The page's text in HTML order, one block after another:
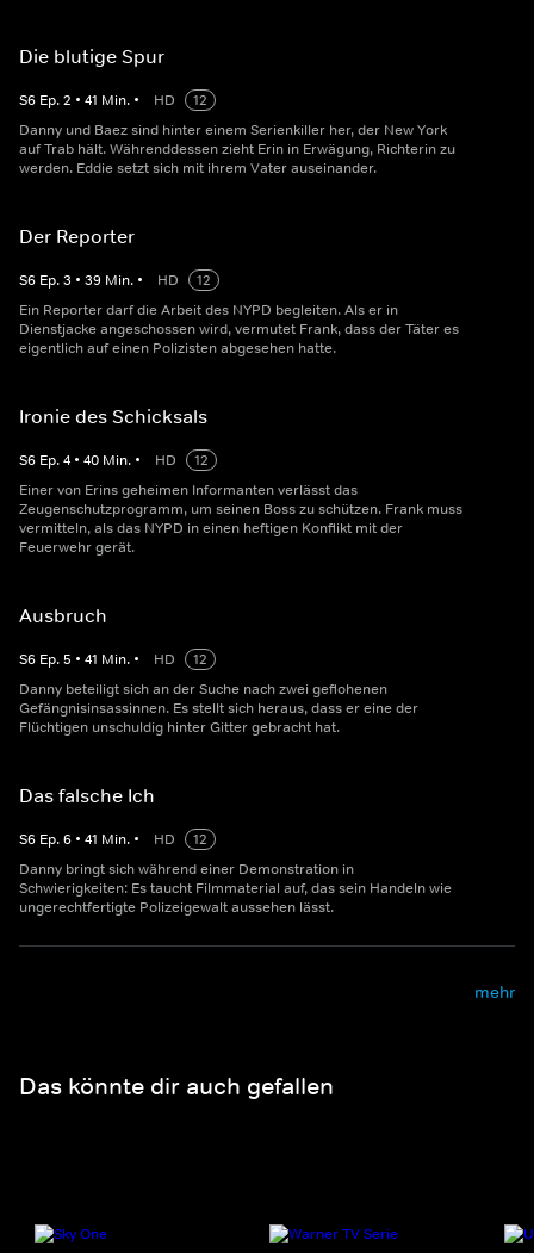
Die blutige Spur
S6 Ep.2 • 41 Min. • HD
12
Danny und Baez sind hinter einem Serienkiller her, der New York
auf Trab hält. Währenddessen zieht Erin in Erwägung, Richterin zu
werden. Eddie setzt sich mit ihrem Vater auseinander.
Der Reporter
S6 Ep.3 • 39 Min. • HD
12
Ein Reporter darf die Arbeit des NYPD begleiten. Als er in
Dienstjacke angeschossen wird, vermutet Frank, dass der Täter es
eigentlich auf einen Polizisten abgesehen hatte.
Ironie des Schicksals
S6 Ep.4 • 40 Min. • HD
12
Einer von Erins geheimen Informanten verlässt das
Zeugenschutzprogramm, um seinen Boss zu schützen. Frank muss
vermitteln, als das NYPD in einen heftigen Konflikt mit der
Feuerwehr gerät.
Ausbruch
S6 Ep.5 • 41 Min. • HD
12
Danny beteiligt sich an der Suche nach zwei geflohenen
Gefängnisinsassinnen. Es stellt sich heraus, dass er eine der
Flüchtigen unschuldig hinter Gitter gebracht hat.
Das falsche Ich
S6 Ep.6 • 41 Min. • HD
12
Danny bringt sich während einer Demonstration in
Schwierigkeiten: Es taucht Filmmaterial auf, das sein Handeln wie
ungerechtfertigte Polizeigewalt aussehen lässt.
mehr
Das könnte dir auch gefallen